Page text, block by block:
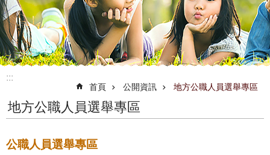
:::
首頁 公開資訊 地方公職人員選舉專區
地方公職人員選舉專區
公職人員選舉專區